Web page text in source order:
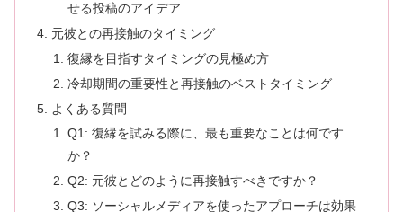
せる投稿のアイデア
元彼との再接触のタイミング
復縁を目指すタイミングの見極め方
冷却期間の重要性と再接触のベストタイミング
よくある質問
Q1: 復縁を試みる際に、最も重要なことは何です
か？
Q2: 元彼とどのように再接触すべきですか？
Q3: ソーシャルメディアを使ったアプローチは効果